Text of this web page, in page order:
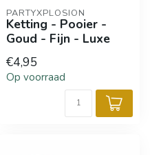
PARTYXPLOSION
Ketting - Pooier -
Goud - Fijn - Luxe
€4,95
Op voorraad